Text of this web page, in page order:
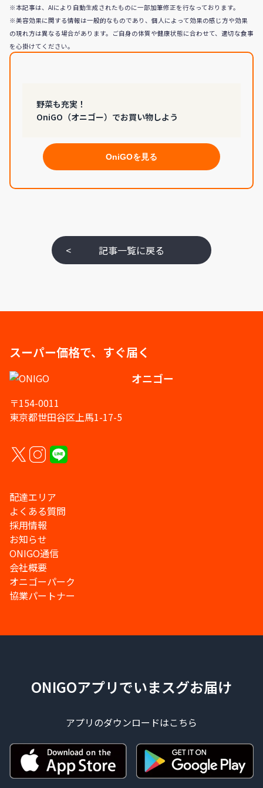
※本記事は、AIにより自動生成されたものに一部加筆修正を行なっております。
※美容効果に関する情報は一般的なものであり、個人によって効果の感じ方や効果
の現れ方は異なる場合があります。ご自身の体質や健康状態に合わせて、適切な食事
を心掛けてください。
野菜も充実！
OniGO（オニゴー）でお買い物しよう
OniGOを見る
< 記事一覧に戻る
スーパー価格で、すぐ届く
オニゴー
〒154-0011
東京都世田谷区上馬1-17-5
配達エリア
よくある質問
採用情報
お知らせ
ONIGO通信
会社概要
オニゴーパーク
協業パートナー
ONIGOアプリでいまスグお届け
アプリのダウンロードはこちら